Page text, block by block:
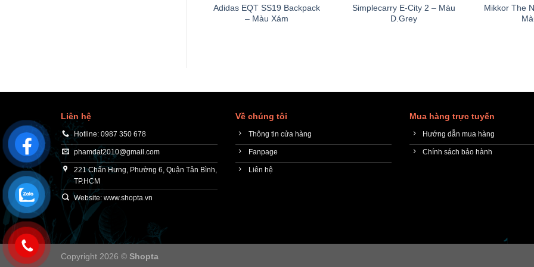
150,000₫.
Adidas EQT SS19 Backpack
– Màu Xám
Simplecarry E-City 2 – Màu
D.Grey
Mikkor The
Liên hệ
Hotline: 0987 350 678
phamdat2010@gmail.com
221 Chấn Hưng, Phường 6, Quận Tân Bình,
TP.HCM
Website: www.shopta.vn
Về chúng tôi
Thông tin cửa hàng
Fanpage
Liên hệ
Mua hàng trực tuyến
Hướng dẫn mua hàng
Chính sách bảo hành
Copyright 2026 © Shopta